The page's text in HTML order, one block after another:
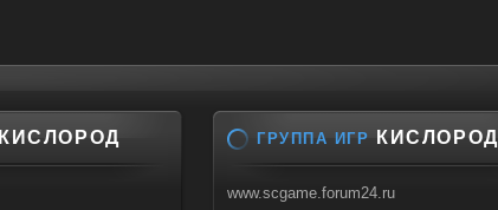
КИСЛОРОД ГРУППА ИГР КИСЛОРОД
www.scgame.forum24.ru